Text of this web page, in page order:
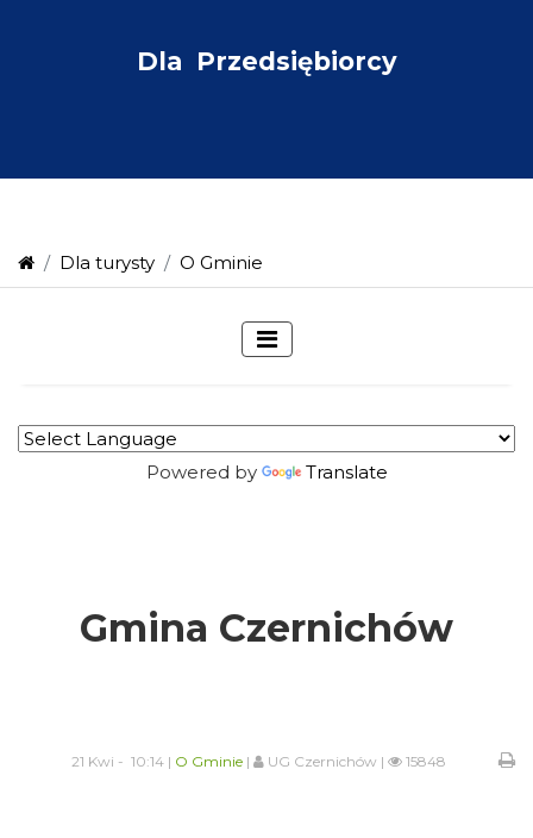
Dla Przedsiębiorcy
Dla turysty O Gminie
Powered by Translate
Gmina Czernichów
21 Kwi - 10:14 | O Gminie| UG Czernichów | 15848